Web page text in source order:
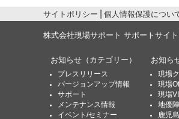
サイトポリシー 個人情報保護につい
株式会社現場サポート サポートサイ
お知らせ （カテゴリー）
プレスリリース
バージョンアップ情報
サポート
メンテナンス情報
イベント/セミナー
お知ら
現場
現場
現場
地優陣
鹿児